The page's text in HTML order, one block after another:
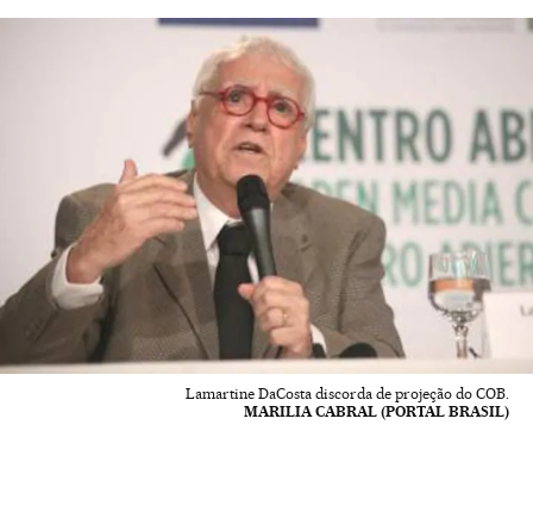
Lamartine DaCosta discorda de projeção do COB.
MARILIA CABRAL (PORTAL BRASIL)